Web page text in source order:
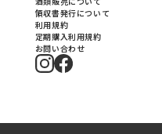
領収書発行について
利用規約
定期購入利用規約
お問い合わせ